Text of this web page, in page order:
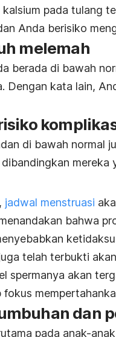
pada tulang
Anda berisiko
melemah
berada di bawah
Dengan kata lain,
di bawah normal
mereka
jadwal menstruasi
bahwa
telah terbukti
spermanya akan
dan
pada anak-